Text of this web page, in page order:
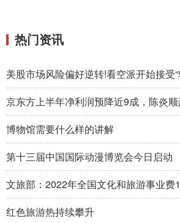
热门资讯
美股市场风险偏好逆转!看空派开始接受
京东方上半年净利润预降近9成，陈炎
博物馆需要什么样的讲解
第十三届中国国际动漫博览会今日启动
文旅部：2022年全国文化和旅游事业费
红色旅游热持续攀升